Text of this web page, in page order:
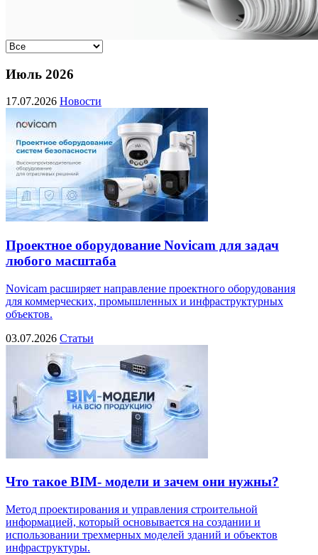
Июль 2026
17.07.2026 Новости
Проектное оборудование Novicam для задач
любого масштаба
Novicam расширяет направление проектного оборудования
для коммерческих, промышленных и инфраструктурных
объектов.
03.07.2026 Статьи
Что такое BIM- модели и зачем они нужны?
Метод проектирования и управления строительной
информацией, который основывается на создании и
использовании трехмерных моделей зданий и объектов
инфраструктуры.